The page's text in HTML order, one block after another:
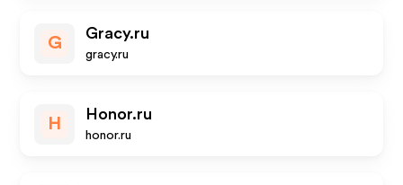
G
Gracy.ru
gracy.ru
H
Honor.ru
honor.ru